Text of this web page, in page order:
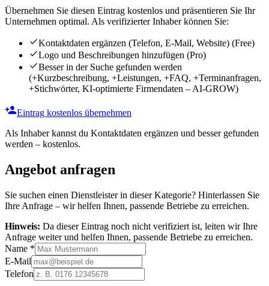
Übernehmen Sie diesen Eintrag kostenlos und präsentieren Sie Ihr
Unternehmen optimal. Als verifizierter Inhaber können Sie:
Kontaktdaten ergänzen (Telefon, E-Mail, Website) (Free)
Logo und Beschreibungen hinzufügen (Pro)
Besser in der Suche gefunden werden
(+Kurzbeschreibung, +Leistungen, +FAQ, +Terminanfragen,
+Stichwörter, KI-optimierte Firmendaten – AI-GROW)
Eintrag kostenlos übernehmen
Als Inhaber kannst du Kontaktdaten ergänzen und besser gefunden
werden – kostenlos.
Angebot anfragen
Sie suchen einen Dienstleister in dieser Kategorie? Hinterlassen Sie
Ihre Anfrage – wir helfen Ihnen, passende Betriebe zu erreichen.
Hinweis: Da dieser Eintrag noch nicht verifiziert ist, leiten wir Ihre
Anfrage weiter und helfen Ihnen, passende Betriebe zu erreichen.
Name *
E-Mail
Telefon